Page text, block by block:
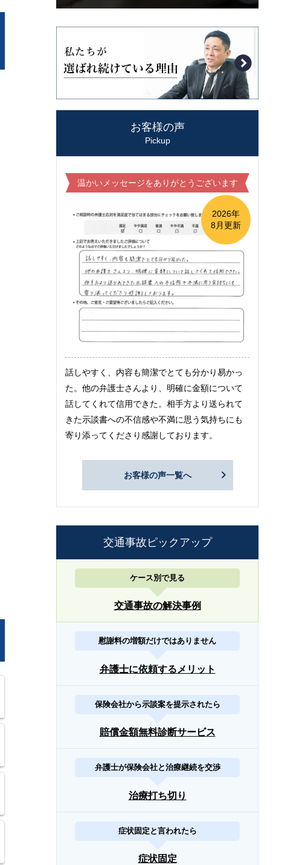
お客様の声
Pickup
温かいメッセージをありがとうございます
2026年
8月更新
話しやすく、内容も簡潔でとても分かり易かっ
た。他の弁護士さんより、明確に金額について
話してくれて信用できた。相手方より送られて
きた示談書への不信感や不満に思う気持ちにも
寄り添ってくださり感謝しております。
お客様の声一覧へ
交通事故ピックアップ
ケース別で見る
交通事故の解決事例
慰謝料の増額だけではありません
弁護士に依頼するメリット
保険会社から示談案を提示されたら
賠償金額無料診断サービス
弁護士が保険会社と治療継続を交渉
治療打ち切り
症状固定と言われたら
症状固定